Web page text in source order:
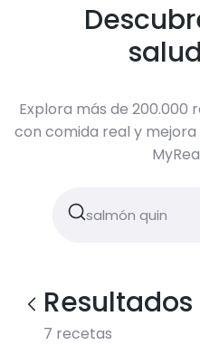
Explora más de 200.000
con comida real y
Resultados
7 recetas